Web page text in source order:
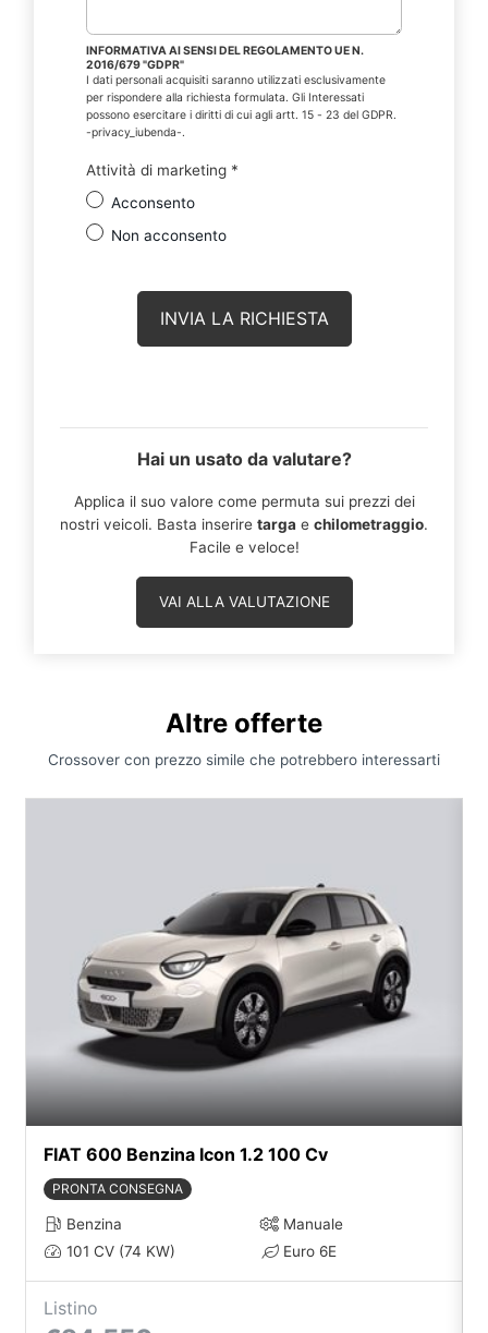
INFORMATIVA AI SENSI DEL REGOLAMENTO UE N.
2016/679 "GDPR"
I dati personali acquisiti saranno utilizzati esclusivamente
per rispondere alla richiesta formulata. Gli Interessati
possono esercitare i diritti di cui agli artt. 15 - 23 del GDPR.
-privacy_iubenda-.
Attività di marketing *
Acconsento
Non acconsento
Hai un usato da valutare?
Applica il suo valore come permuta sui prezzi dei
nostri veicoli. Basta inserire targa e chilometraggio.
Facile e veloce!
VAI ALLA VALUTAZIONE
Altre offerte
Crossover con prezzo simile che potrebbero interessarti
FIAT 600 Benzina Icon 1.2 100 Cv
PRONTA CONSEGNA
Benzina
Manuale
101 CV (74 KW)
Euro 6E
Listino